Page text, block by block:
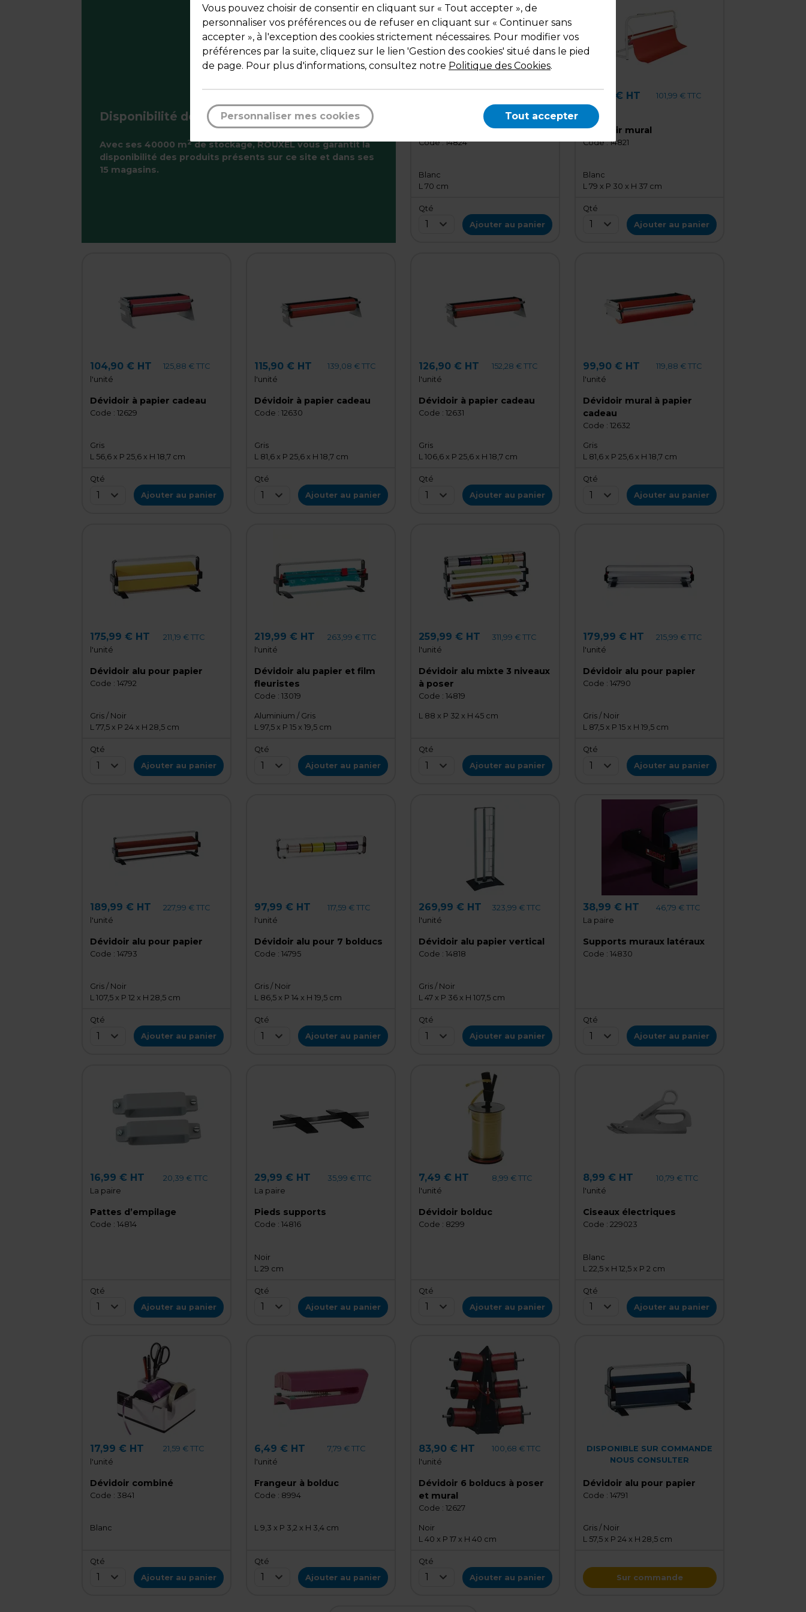
Disponibilité des produits
Avec ses 40000 m2de stockage, ROUXEL vous garantit la
disponibilité des produits présents sur ce site et dans ses
15 magasins.
Dévidoir double à poser
Code :14824
Blanc
L 70 cm
Qté
1 Ajouter au panier
84,99 € HT
101,99 € TTC
l'unité
Dévidoir mural
Code :14821
Blanc
L 79 x P 30 x H 37 cm
Qté
1 Ajouter au panier
104,90 € HT
125,88 € TTC
l'unité
Dévidoir à papier cadeau
Code : 12629
Gris
L 56,6 x P 25,6 x H 18,7 cm
Qté
1 Ajouter au panier
115,90 € HT
139,08 € TTC
l'unité
Dévidoir à papier cadeau
Code : 12630
Gris
L 81,6 x P 25,6 x H 18,7 cm
Qté
1 Ajouter au panier
126,90 € HT
152,28 € TTC
l'unité
Dévidoir à papier cadeau
Code : 12631
Gris
L 106,6 x P 25,6 x H 18,7 cm
Qté
1 Ajouter au panier
99,90 € HT
119,88 € TTC
l'unité
Dévidoir mural à papier
cadeau
Code : 12632
Gris
L 81,6 x P 25,6 x H 18,7 cm
Qté
1 Ajouter au panier
175,99 € HT
211,19 € TTC
l'unité
Dévidoir alu pour papier
Code : 14792
Gris / Noir
L 77,5 x P 24 x H 28,5 cm
Qté
1 Ajouter au panier
219,99 € HT
263,99 € TTC
l'unité
Dévidoir alu papier et film
fleuristes
Code : 13019
Aluminium / Gris
L 97,5 x P 15 x 19,5 cm
Qté
1 Ajouter au panier
259,99 € HT
311,99 € TTC
l'unité
Dévidoir alu mixte 3 niveaux
à poser
Code : 14819
L 88 x P 32 x H 45 cm
Qté
1 Ajouter au panier
179,99 € HT
215,99 € TTC
l'unité
Dévidoir alu pour papier
Code : 14790
Gris / Noir
L 87,5 x P 15 x H 19,5 cm
Qté
1 Ajouter au panier
189,99 € HT
227,99 € TTC
l'unité
Dévidoir alu pour papier
Code : 14793
Gris / Noir
L 107,5 x P 12 x H 28,5 cm
Qté
1 Ajouter au panier
97,99 € HT
117,59 € TTC
l'unité
Dévidoir alu pour 7 bolducs
Code : 14795
Gris / Noir
L 86,5 x P 14 x H 19,5 cm
Qté
1 Ajouter au panier
269,99 € HT
323,99 € TTC
l'unité
Dévidoir alu papier vertical
Code : 14818
Gris / Noir
L 47 x P 36 x H 107,5 cm
Qté
1 Ajouter au panier
38,99 € HT
46,79 € TTC
La paire
Supports muraux latéraux
Code : 14830
Qté
1 Ajouter au panier
16,99 € HT
20,39 € TTC
La paire
Pattes d’empilage
Code : 14814
Qté
1 Ajouter au panier
29,99 € HT
35,99 € TTC
La paire
Pieds supports
Code : 14816
Noir
L 29 cm
Qté
1 Ajouter au panier
7,49 € HT
8,99 € TTC
l'unité
Dévidoir bolduc
Code : 8299
Qté
1 Ajouter au panier
8,99 € HT
10,79 € TTC
l'unité
Ciseaux électriques
Code : 229023
Blanc
L 22,5 x H 12,5 x P 2 cm
Qté
1 Ajouter au panier
17,99 € HT
21,59 € TTC
l'unité
Dévidoir combiné
Code : 3841
Blanc
Qté
1 Ajouter au panier
6,49 € HT
7,79 € TTC
l'unité
Frangeur à bolduc
Code : 8994
L 9,3 x P 3,2 x H 3,4 cm
Qté
1 Ajouter au panier
83,90 € HT
100,68 € TTC
l'unité
Dévidoir 6 bolducs à poser
et mural
Code : 12627
Noir
L 40 x P 17 x H 40 cm
Qté
1 Ajouter au panier
DISPONIBLE SUR COMMANDE
NOUS CONSULTER
Dévidoir alu pour papier
Code : 14791
Gris / Noir
L 57,5 x P 24 x H 28,5 cm
Sur commande
Vous pouvez choisir de consentir en cliquant sur « Tout accepter », de
personnaliser vos préférences ou de refuser en cliquant sur « Continuer sans
accepter », à l'exception des cookies strictement nécessaires. Pour modifier vos
préférences par la suite, cliquez sur le lien 'Gestion des cookies' situé dans le pied
de page. Pour plus d'informations, consultez notre Politique des Cookies.
Personnaliser mes cookies Tout accepter